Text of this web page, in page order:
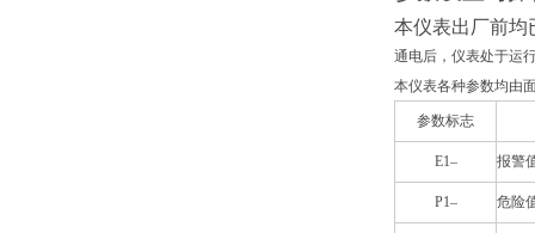
本仪表出厂前均
通电后，仪表处于运
本仪表各种参数均由
参数标志
E1– 报警
P1– 危险